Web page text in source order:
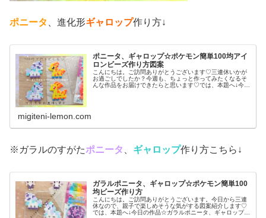
ポニータ 、進化形ギャロップ作り方↓
ポニータ、ギャロップ☆ポケモン簡単100均アイ
ロンビーズ作り方図案
こんにちは。ご訪問ありがとうございます♡三連休いかが
お過ごしでしたか？今週も、ちょっと作ってみたくなるそ
んな作品をお届けできたらと思います♡では、本題へ↓今日
migiteni-lemon.com
※ガラルのすがたポニータ ギャロップ作り方こちら↓
ガラルポニータ、ギャロップ☆ポケモン簡単100
均ビーズ作り方
こんにちは。ご訪問ありがとうございます。今日から三連
休なので、親子で楽しめそうな気がする図案紹介します♡
では、本題へ↓今日の作品☆ガラルポニータ、ギャロップ前